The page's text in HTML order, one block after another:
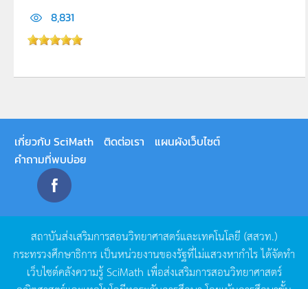
8,831
เกี่ยวกับ SciMath ติดต่อเรา
แผนผังเว็บไซต์
คำถามที่พบบ่อย
สถาบันส่งเสริมการสอนวิทยาศาสตร์และเทคโนโลยี (สสวท.)
กระทรวงศึกษาธิการ เป็นหน่วยงานของรัฐที่ไม่แสวงหากำไรได้จัดทำ
เว็บไซต์คลังความรู้SciMath เพื่อส่งเสริมการสอนวิทยาศาสตร์